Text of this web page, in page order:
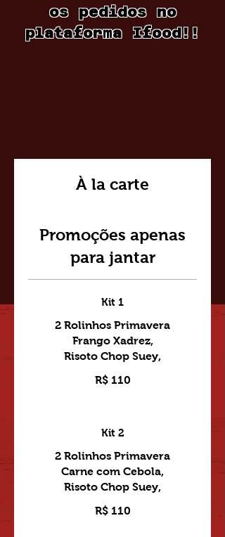
os pedidos no
plataforma Ifood!!
À la carte
Promoções apenas
para jantar
Kit 1
2 Rolinhos Primavera
Frango Xadrez,
R$ 110
Kit 2
2 Rolinhos Primavera
Carne com Cebola,
R$ 110